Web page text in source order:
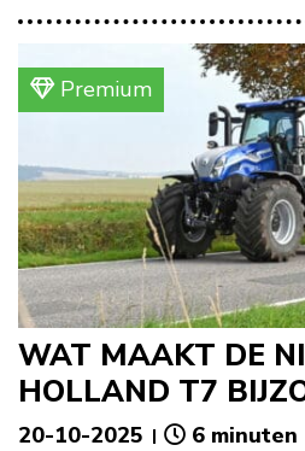
Premium
WAT MAAKT DE
HOLLAND T7
20-10-2025 6 minuten